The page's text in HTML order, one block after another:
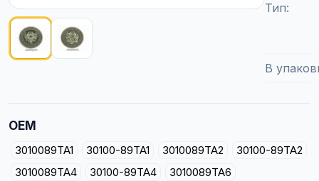
Тип
В
OEM
3010089TA1 30100-89TA1 3010089TA2
30100-89TA2
3010089TA4
30100-89TA4
3010089TA6